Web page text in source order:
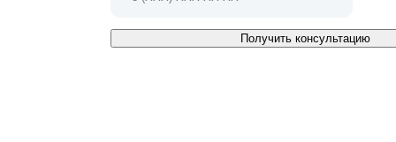
Получить консультацию